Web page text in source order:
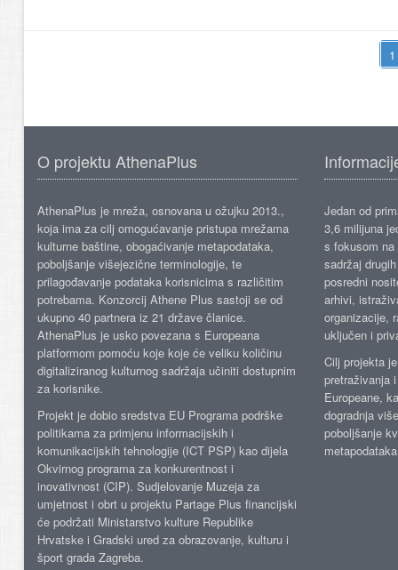
O projektu AthenaPlus
AthenaPlus je mreža, osnovana u ožujku 2013.,
koja ima za cilj omogućavanje pristupa mrežama
kulturne baštine, obogaćivanje metapodataka,
poboljšanje višejezične terminologije, te
prilagođavanje podataka korisnicima s različitim
potrebama. Konzorcij Athene Plus sastoji se od
ukupno 40 partnera iz 21 države članice.
AthenaPlus je usko povezana s Europeana
platformom pomoću koje koje će veliku količinu
digitaliziranog kulturnog sadržaja učiniti dostupnim
za korisnike.
Projekt je dobio sredstva EU Programa podrške
politikama za primjenu informacijskih i
komunikacijskih tehnologije (ICT PSP) kao dijela
Okvirnog programa za konkurentnost i
inovativnost (CIP). Sudjelovanje Muzeja za
umjetnost i obrt u projektu Partage Plus financijski
će podržati Ministarstvo kulture Republike
Hrvatske i Gradski ured za obrazovanje, kulturu i
šport grada Zagreba.
Jedan od
3,6 milijuna
s fokusom
sadržaj
posredni
arhivi,
organizacije,
uključen i
Cilj projekta
pretraživanja
Europeane,
dogradnja
poboljšanje